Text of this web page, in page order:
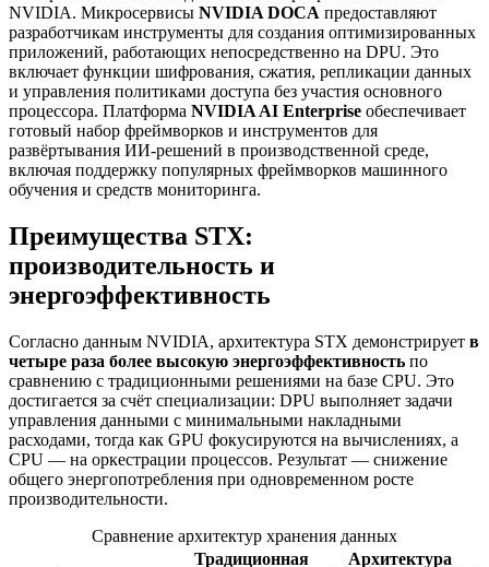
NVIDIA. Микросервисы NVIDIA DOCA предоставляют
разработчикам инструменты для создания оптимизированных
приложений, работающих непосредственно на DPU. Это
включает функции шифрования, сжатия, репликации данных
и управления политиками доступа без участия основного
процессора. Платформа NVIDIA AI Enterprise обеспечивает
готовый набор фреймворков и инструментов для
развёртывания ИИ-решений в производственной среде,
включая поддержку популярных фреймворков машинного
обучения и средств мониторинга.
Преимущества STX:
производительность и
энергоэффективность
Согласно данным NVIDIA, архитектура STX демонстрирует в
четыре раза более высокую энергоэффективность по
сравнению с традиционными решениями на базе CPU. Это
достигается за счёт специализации: DPU выполняет задачи
управления данными с минимальными накладными
расходами, тогда как GPU фокусируются на вычислениях, а
CPU — на оркестрации процессов. Результат — снижение
общего энергопотребления при одновременном росте
производительности.
Сравнение архитектур хранения данных
Традиционная
Архитектура